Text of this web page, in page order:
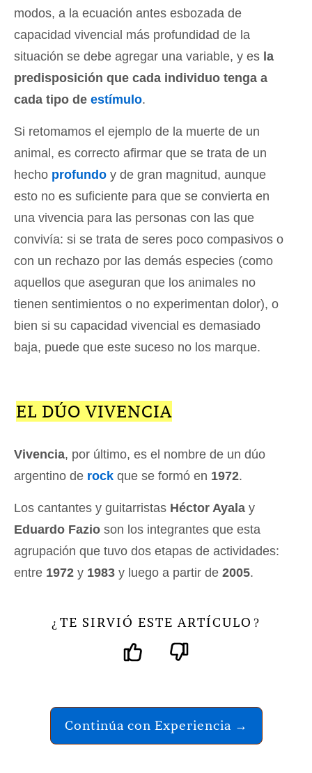
modos, a la ecuación antes esbozada de
capacidad vivencial más profundidad de la
situación se debe agregar una variable, y es la
predisposición que cada individuo tenga a
cada tipo de estímulo.
Si retomamos el ejemplo de la muerte de un
animal, es correcto afirmar que se trata de un
hecho profundo y de gran magnitud, aunque
esto no es suficiente para que se convierta en
una vivencia para las personas con las que
convivía: si se trata de seres poco compasivos o
con un rechazo por las demás especies (como
aquellos que aseguran que los animales no
tienen sentimientos o no experimentan dolor), o
bien si su capacidad vivencial es demasiado
baja, puede que este suceso no los marque.
EL DÚO VIVENCIA
Vivencia, por último, es el nombre de un dúo
argentino de rock que se formó en 1972.
Los cantantes y guitarristas Héctor Ayala y
Eduardo Fazio son los integrantes que esta
agrupación que tuvo dos etapas de actividades:
entre 1972 y 1983 y luego a partir de 2005.
¿ TE SIRVIÓ ESTE ARTÍCULO ?
Continúa con Experiencia →